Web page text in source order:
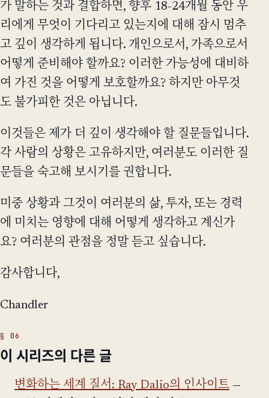
가 말하는 것과 결합하면, 향후 18-24개월 동안 우
리에게 무엇이 기다리고 있는지에 대해 잠시 멈추
고 깊이 생각하게 됩니다. 개인으로서, 가족으로서
어떻게 준비해야 할까요? 이러한 가능성에 대비하
여 가진 것을 어떻게 보호할까요? 하지만 아무것
도 불가피한 것은 아닙니다.
이것들은 제가 더 깊이 생각해야 할 질문들입니다.
각 사람의 상황은 고유하지만, 여러분도 이러한 질
문들을 숙고해 보시기를 권합니다.
미중 상황과 그것이 여러분의 삶, 투자, 또는 경력
에 미치는 영향에 대해 어떻게 생각하고 계신가
요? 여러분의 관점을 정말 듣고 싶습니다.
감사합니다,
Chandler
이 시리즈의 다른 글
변화하는 세계 질서: Ray Dalio의 인사이트 —